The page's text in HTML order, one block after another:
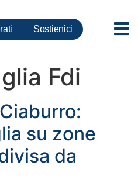
Sostienici
Fdi
su zone
da